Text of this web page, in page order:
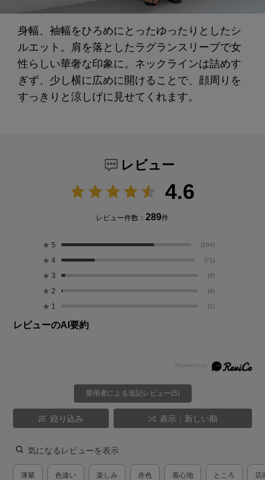
身幅、袖幅をひろめにとったゆったりとしたシ
ルエット。肩を落としたラグランスリーブで女
性らしい華奢な印象に。ネックラインは詰めす
ぎず、少し横に広めに開けることで、顔周りを
すっきりと涼しげに見せてくれます。
レビュー
4.6
レビュー件数：289件
★ 5 (204)
★ 4 (71)
★ 3 (9)
★ 2 (4)
★ 1 (1)
レビューのAI要約
愛用者による追記レビュー(5)
絞り込み 表示：新しい順
気になるレビューを表示
薄紫 色違い 楽しみ 赤色 着心地 ところ 店